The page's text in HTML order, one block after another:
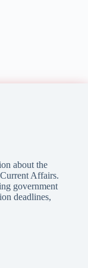
about the
Affairs.
government
deadlines,